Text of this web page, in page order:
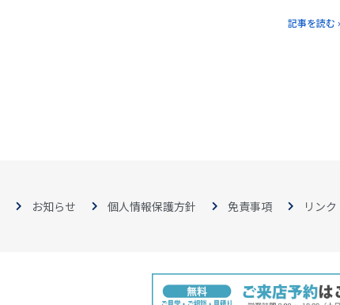
記事を読む
お知らせ 個人情報保護方針 免責事項 リンク